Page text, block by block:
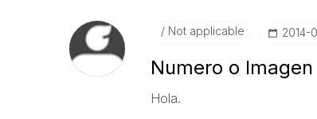
Not applicable ‎2014-
Numero o
Hola.